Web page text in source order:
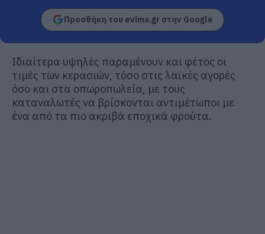
Προσθήκη του evima.gr στην Google
Ιδιαίτερα υψηλές παραμένουν και φέτος οι
τιμές των κερασιών, τόσο στις λαϊκές αγορές
όσο και στα οπωροπωλεία, με τους
καταναλωτές να βρίσκονται αντιμέτωποι με
ένα από τα πιο ακριβά εποχικά φρούτα.